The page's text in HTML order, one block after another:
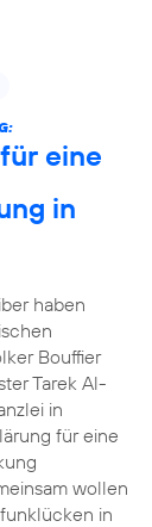
eine
in
haben
Bouffier
Tarek Al-
in
für eine
wollen
in